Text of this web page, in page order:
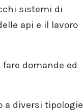
sistemi di
api e il lavoro
domande ed
a diversi tipologie